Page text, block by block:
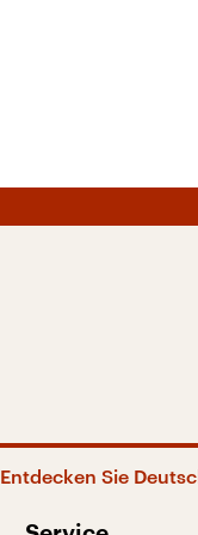
Entdecken Sie